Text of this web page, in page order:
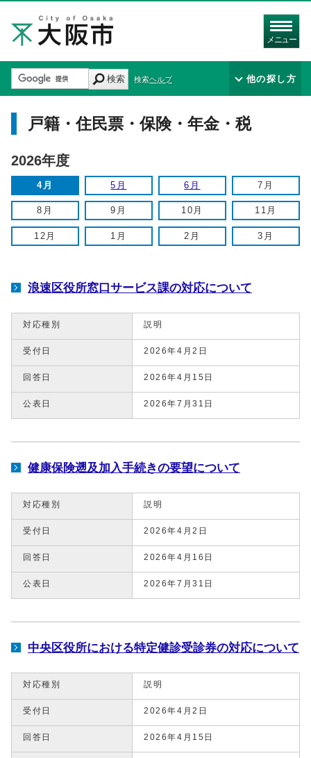
メニュー
検索 検索ヘルプ 他の探し方
戸籍・住民票・保険・年金・税
2026年度
4月 5月 6月 7月
8月 9月 10月 11月
12月 1月 2月 3月
浪速区役所窓口サービス課の対応について
対応種別 説明
受付日 2026年4月2日
回答日 2026年4月15日
公表日 2026年7月31日
健康保険遡及加入手続きの要望について
対応種別 説明
受付日 2026年4月2日
回答日 2026年4月16日
公表日 2026年7月31日
中央区役所における特定健診受診券の対応について
対応種別 説明
受付日 2026年4月2日
回答日 2026年4月15日